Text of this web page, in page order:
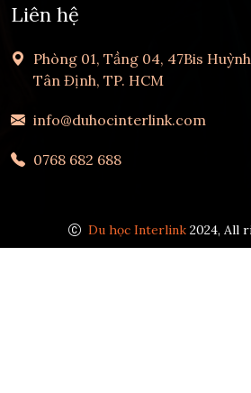
Liên hệ
Phòng 01, Tầng 04, 47Bis
Tân Định, TP. HCM
info@duhocinterlink.com
0768 682 688
Du học Interlink 2024, All